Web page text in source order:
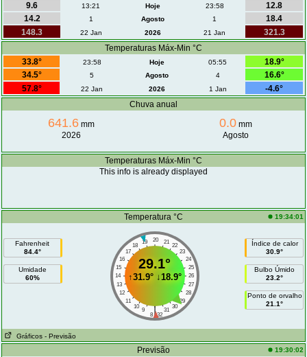
9.6
13:21 Hoje 23:58
12.8
14.2
1 Agosto 1
18.4
148.3
22 Jan 2026 21 Jan
321.3
Temperaturas Máx-Min °C
33.8°
23:58 Hoje 05:55
18.9°
34.5°
5 Agosto 4
16.6°
57.8°
22 Jan 2026 1 Jan
-4.6°
Chuva anual
641.6 mm
2026
0.0mm
Agosto
Temperaturas Máx-Min °C
This info is already displayed
Temperatura °C 19:34:01
Fahrenheit
84.4°
Umidade
60%
20
19 21
18
22
17
23
16
24
15
25
14
26
13
27
12
28
11
29
10
30
9 31
|
8 32
29.1°
↑31.9°↓18.9°
Índice de calor
30.9°
Bulbo Úmido
23.2°
Ponto de orvalho
21.1°
Gráficos - Previsão
Previsão
19:30:02